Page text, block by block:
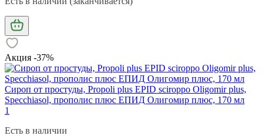
Акция -37%
Сироп от простуды, Propoli plus EPID sciroppo Oligomir plus,
Specchiasol, прополис плюс ЕПИД Олигомир плюс, 170 мл
1
Есть в наличии